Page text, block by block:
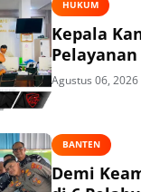
HUKUM
Kepala
Agustus 06, 2026
BANTEN
Demi